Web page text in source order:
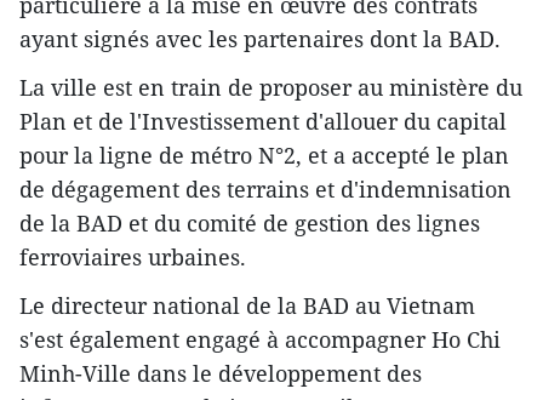
ayant signés avec les partenaires dont la BAD.
La ville est en train de proposer au ministère du
Plan et de l'Investissement d'allouer du capital
pour la ligne de métro N°2, et a accepté le plan
de dégagement des terrains et d'indemnisation
de la BAD et du comité de gestion des lignes
ferroviaires urbaines.
Le directeur national de la BAD au Vietnam
s'est également engagé à accompagner Ho Chi
Minh-Ville dans le développement des